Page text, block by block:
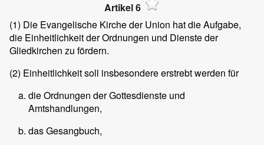
Artikel 6
(1) Die Evangelische Kirche der Union hat die Aufgabe,
die Einheitlichkeit der Ordnungen und Dienste der
Gliedkirchen zu fördern.
(2) Einheitlichkeit soll insbesondere erstrebt werden für
die Ordnungen der Gottesdienste und
Amtshandlungen,
das Gesangbuch,